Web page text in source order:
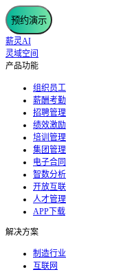
预约演示
薪灵AI
灵域空间
产品功能
组织员工
薪酬考勤
招聘管理
绩效激励
培训管理
集团管理
电子合同
智数分析
开放互联
人才管理
APP下载
解决方案
制造行业
互联网